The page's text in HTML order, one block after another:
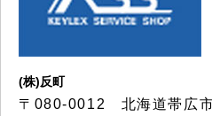
(株)反町
〒080-0012 北海道帯広